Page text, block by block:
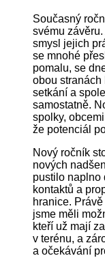
Současný
svému
smysl jejich
se mnohé
pomalu, se
obou stranách
setkání a
samostatně.
spolky,
že potenciál
Nový ročník
nových
pustilo naplno
kontaktů a
hranice.
jsme měli
kteří už mají
v terénu, a
a očekávání